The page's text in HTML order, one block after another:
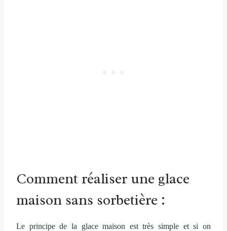
Comment réaliser une glace
maison sans sorbetière :
Le principe de la glace maison est très simple et si on